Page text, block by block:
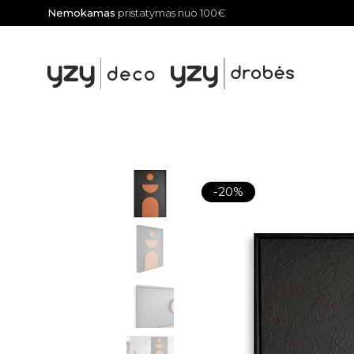
Nemokamas pristatymas nuo 100€
-20%